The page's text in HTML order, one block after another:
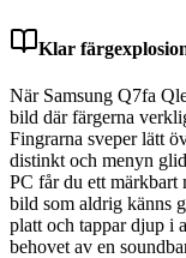
Klar
När Samsung Q7fa
bild där färgerna
Fingrarna sveper lätt
distinkt och menyn
PC får du ett märkbart
bild som aldrig känns
platt och tappar djup i
behovet av en